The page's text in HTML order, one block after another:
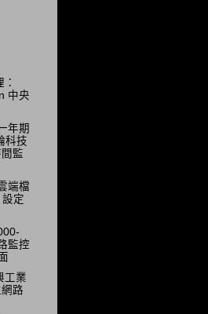
中央
年期
科技
監
端檔
定
監控
工業
路